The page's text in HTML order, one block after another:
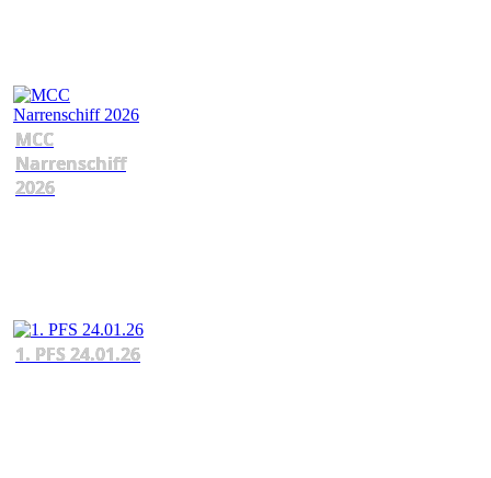
MCC
Narrenschiff
2026
1. PFS 24.01.26